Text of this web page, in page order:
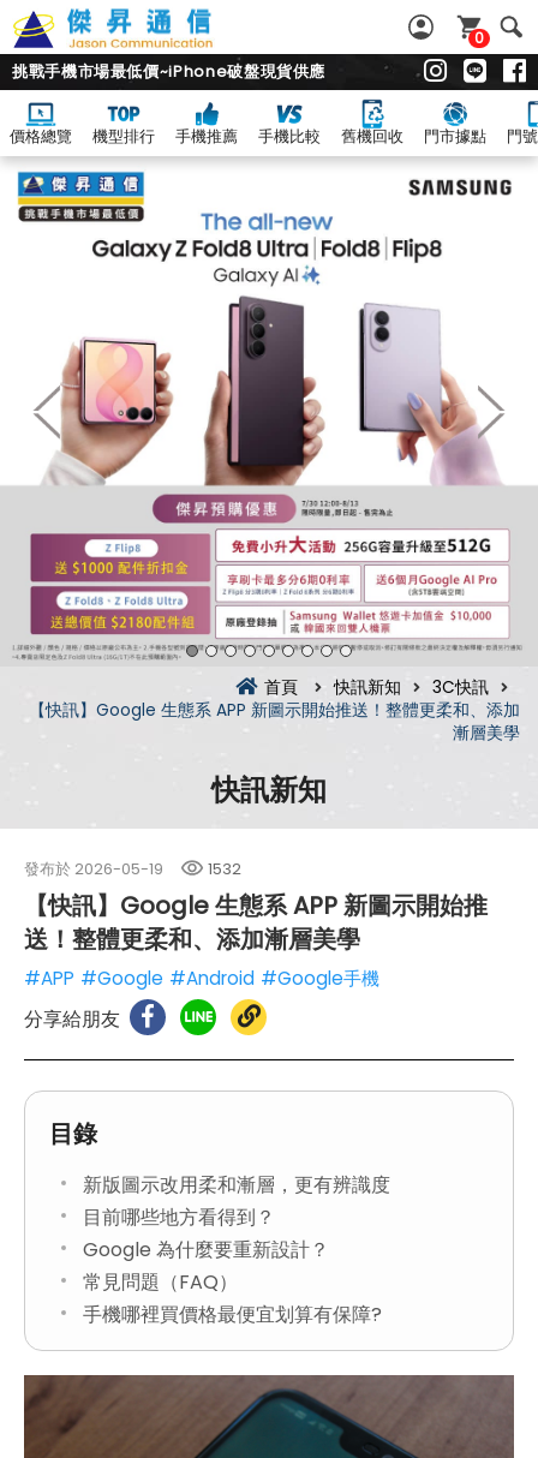
0
挑戰手機市場最低價~iPhone破盤現貨供應
價格總覽 機型排行 手機推薦 手機比較 舊機回收 門市據點 門
首頁 快訊新知
3C快訊
【快訊】Google 生態系 APP 新圖示開始推送！整體更柔和、添加
漸層美學
快訊新知
發布於 2026-05-19 1532
【快訊】Google 生態系 APP 新圖示開始推
送！整體更柔和、添加漸層美學
#APP #Google #Android #Google手機
分享給朋友
目錄
新版圖示改用柔和漸層，更有辨識度
目前哪些地方看得到？
Google 為什麼要重新設計？
常見問題（FAQ）
手機哪裡買價格最便宜划算有保障?